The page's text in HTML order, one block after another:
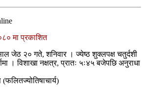
मा प्रकाशित
जेठ २० गते, शनिवार । ज्येष्ठ शुक्लपक्ष चतुर्दशी
। विशाखा नक्षत्र, प्रातः ५ः४५ बजेपछि अनुराधा